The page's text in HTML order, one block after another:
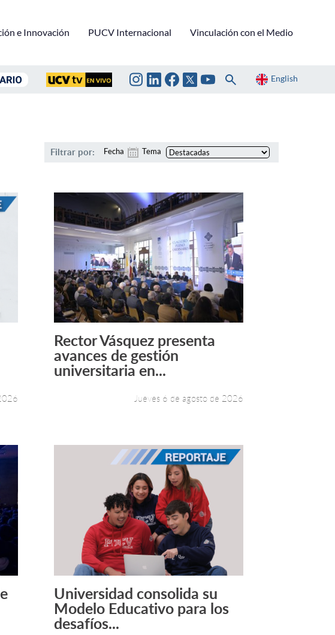
e Innovación PUCV Internacional Vinculación con el Medio
English
Filtrar por: Fecha Tema
Leer más +
Rector Vásquez presenta
avances de gestión
universitaria en...
Jueves 6 de agosto de 2026
Leer más +
Universidad consolida su
Modelo Educativo para los
desafíos...